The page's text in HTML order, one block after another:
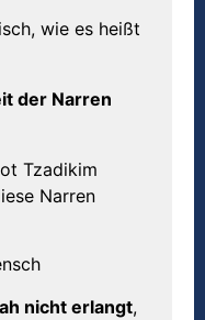
wie es heißt
der Narren
Tzadikim
Narren
nicht erlangt,